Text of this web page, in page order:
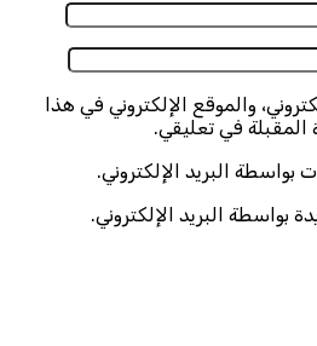
والموقع الإلكتروني في هذا
المقبلة في تعليقي.
بواسطة البريد الإلكتروني.
بواسطة البريد الإلكتروني.